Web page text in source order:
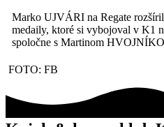
Marko UJVÁRI na Regate
medaily, ktoré si vybojoval v K1
spoločne s Martinom
FOTO: FB